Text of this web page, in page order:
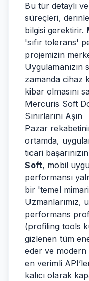
Bu tür detaylı
süreçleri,
bilgisi gerektirir.
'sıfır tolerans'
projemizin
Uygulamanızın
zamanda cihaz
kibar olmasını
Mercuris Soft
Sınırlarını Aşın
Pazar
ortamda,
ticari
Soft, mobil
performansı
bir 'temel
Uzmanlarımız,
performans
(profiling tools
gizlenen tüm
eder ve modern
en verimli
kalıcı olarak